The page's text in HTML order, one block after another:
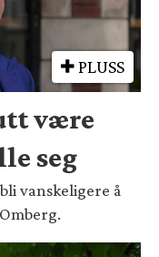
PLUSS
være
seg
vanskeligere å